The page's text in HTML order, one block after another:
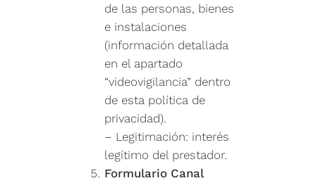
de las personas, bienes
e instalaciones
(información detallada
en el apartado
“videovigilancia” dentro
de esta política de
privacidad).
– Legitimación: interés
legítimo del prestador.
Formulario Canal